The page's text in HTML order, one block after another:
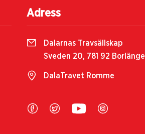
Adress
Dalarnas Travsällskap
Sveden 20, 781 92 Borlänge
DalaTravet Romme